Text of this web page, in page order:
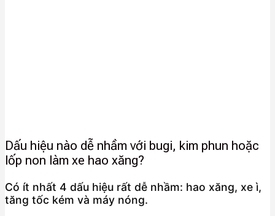
Dấu hiệu nào dễ nhầm với bugi, kim phun hoặc
lốp non làm xe hao xăng?
Có ít nhất 4 dấu hiệu rất dễ nhầm: hao xăng, xe ì,
tăng tốc kém và máy nóng.